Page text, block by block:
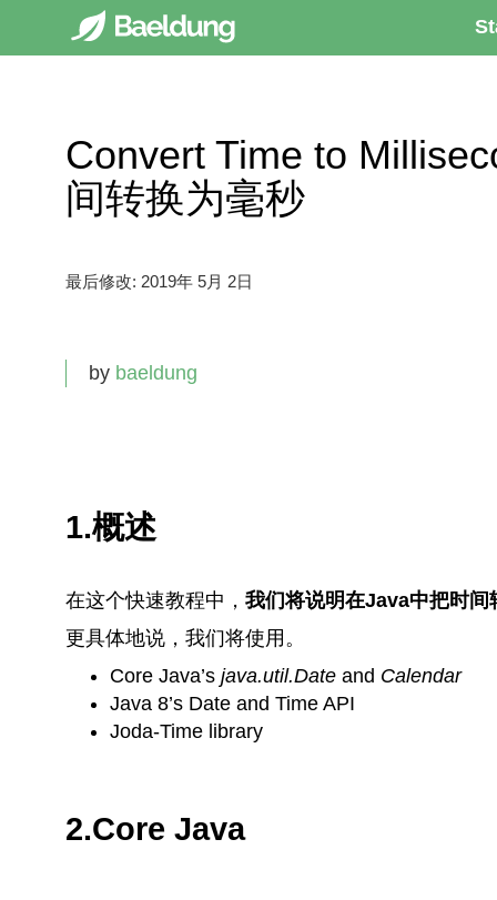
Convert Time to
间转换为毫秒
最后修改: 2019年 5月 2日
by baeldung
1.概述
在这个快速教程中， 我们将说明在Java中把时
更具体地说，我们将使用。
Core Java’s java.util.Date and Calendar
Java 8’s Date and Time API
Joda-Time library
2.Core Java